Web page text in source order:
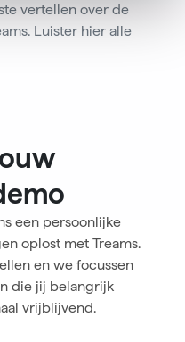
vertellen over de
Luister hier alle
een persoonlijke
oplost met Treams.
en we focussen
die jij belangrijk
vrijblijvend.